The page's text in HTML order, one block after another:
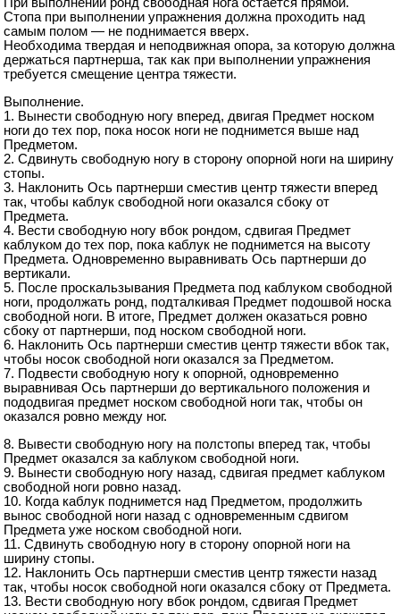
При выполнении ронд свободная нога остается прямой.
Стопа при выполнении упражнения должна проходить над
самым полом — не поднимается вверх.
Необходима твердая и неподвижная опора, за которую должна
держаться партнерша, так как при выполнении упражнения
требуется смещение центра тяжести.
Выполнение.
1. Вынести свободную ногу вперед, двигая Предмет носком
ноги до тех пор, пока носок ноги не поднимется выше над
Предметом.
2. Сдвинуть свободную ногу в сторону опорной ноги на ширину
стопы.
3. Наклонить Ось партнерши сместив центр тяжести вперед
так, чтобы каблук свободной ноги оказался сбоку от
Предмета.
4. Вести свободную ногу вбок рондом, сдвигая Предмет
каблуком до тех пор, пока каблук не поднимется на высоту
Предмета. Одновременно выравнивать Ось партнерши до
вертикали.
5. После проскальзывания Предмета под каблуком свободной
ноги, продолжать ронд, подталкивая Предмет подошвой носка
свободной ноги. В итоге, Предмет должен оказаться ровно
сбоку от партнерши, под носком свободной ноги.
6. Наклонить Ось партнерши сместив центр тяжести вбок так,
чтобы носок свободной ноги оказался за Предметом.
7. Подвести свободную ногу к опорной, одновременно
выравнивая Ось партнерши до вертикального положения и
пододвигая предмет носком свободной ноги так, чтобы он
оказался ровно между ног.
8. Вывести свободную ногу на полстопы вперед так, чтобы
Предмет оказался за каблуком свободной ноги.
9. Вынести свободную ногу назад, сдвигая предмет каблуком
свободной ноги ровно назад.
10. Когда каблук поднимется над Предметом, продолжить
вынос свободной ноги назад с одновременным сдвигом
Предмета уже носком свободной ноги.
11. Сдвинуть свободную ногу в сторону опорной ноги на
ширину стопы.
12. Наклонить Ось партнерши сместив центр тяжести назад
так, чтобы носок свободной ноги оказался сбоку от Предмета.
13. Вести свободную ногу вбок рондом, сдвигая Предмет